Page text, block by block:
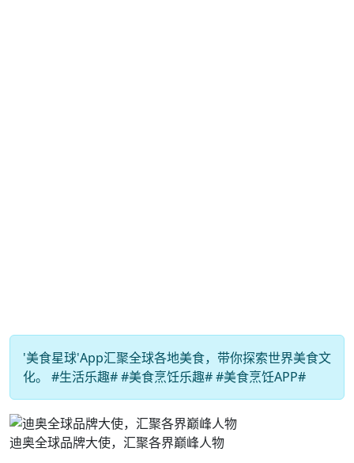
'美食星球'App汇聚全球各地美食，带你探索世界美食文
化。 #生活乐趣# #美食烹饪乐趣# #美食烹饪APP#
迪奥全球品牌大使，汇聚各界巅峰人物